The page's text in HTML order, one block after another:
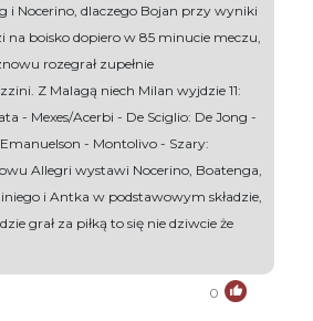
i Nocerino, dlaczego Bojan przy wyniki
na boisko dopiero w 85 minucie meczu,
rozegrał zupełnie
Z Malagą niech Milan wyjdzie 11:
- Mexes/Acerbi - De Sciglio: De Jong -
- Montolivo - Szary:
Allegri wystawi Nocerino, Boatenga,
i Antka w podstawowym składzie,
grał za piłką to się nie dziwcie że
0